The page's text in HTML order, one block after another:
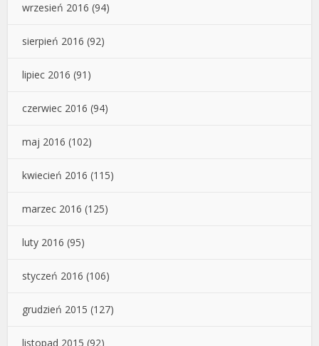
wrzesień 2016 (94)
sierpień 2016 (92)
lipiec 2016 (91)
czerwiec 2016 (94)
maj 2016 (102)
kwiecień 2016 (115)
marzec 2016 (125)
luty 2016 (95)
styczeń 2016 (106)
grudzień 2015 (127)
listopad 2015 (92)